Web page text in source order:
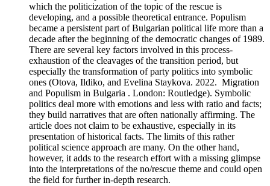
which the politicization of the topic of the rescue is
developing, and a possible theoretical entrance. Populism
became a persistent part of Bulgarian political life more than a
decade after the beginning of the democratic changes of 1989.
There are several key factors involved in this process-
exhaustion of the cleavages of the transition period, but
especially the transformation of party politics into symbolic
ones (Otova, Ildiko, and Evelina Staykova. 2022. Migration
and Populism in Bulgaria . London: Routledge). Symbolic
politics deal more with emotions and less with ratio and facts;
they build narratives that are often nationally affirming. The
article does not claim to be exhaustive, especially in its
presentation of historical facts. The limits of this rather
political science approach are many. On the other hand,
however, it adds to the research effort with a missing glimpse
into the interpretations of the no/rescue theme and could open
the field for further in-depth research.